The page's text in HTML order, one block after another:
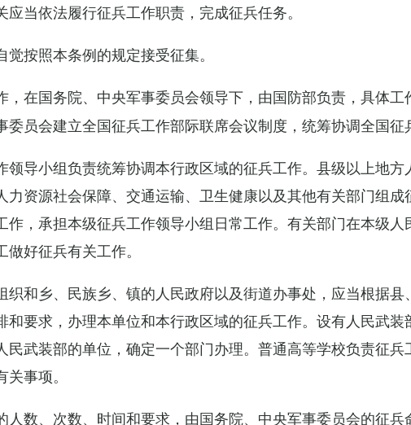
当依法履行征兵工作职责，完成征兵任务。
按照本条例的规定接受征集。
在国务院、中央军事委员会领导下，由国防部负责，具体工
员会建立全国征兵工作部际联席会议制度，统筹协调全国征
领导小组负责统筹协调本行政区域的征兵工作。县级以上地方
力资源社会保障、交通运输、卫生健康以及其他有关部门组成
作，承担本级征兵工作领导小组日常工作。有关部门在本级人
好征兵有关工作。
织和乡、民族乡、镇的人民政府以及街道办事处，应当根据县
和要求，办理本单位和本行政区域的征兵工作。设有人民武装
民武装部的单位，确定一个部门办理。普通高等学校负责征兵
事项。
数、次数、时间和要求，由国务院、中央军事委员会的征兵